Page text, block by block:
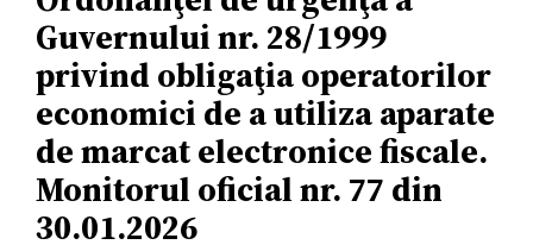
Guvernului nr. 28/1999
privind obligaţia operatorilor
economici de a utiliza aparate
de marcat electronice fiscale.
Monitorul oficial nr. 77 din
30.01.2026